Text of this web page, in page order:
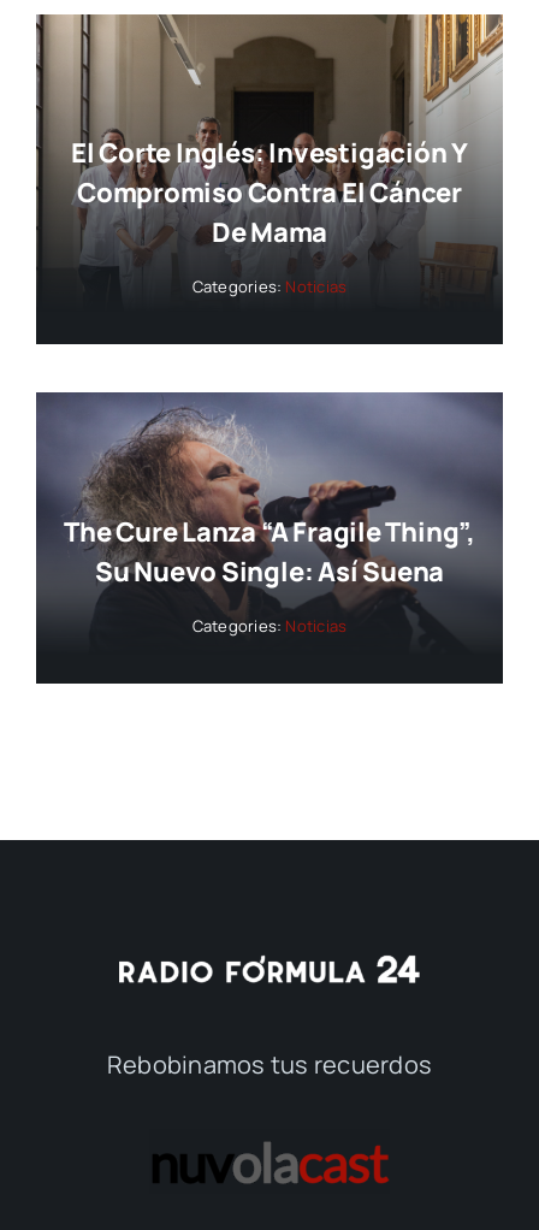
El Corte Inglés: Investigación Y
Compromiso Contra El Cáncer
De Mama
Categories: Noticias
The Cure Lanza “A Fragile Thing”,
Su Nuevo Single: Así Suena
Categories: Noticias
Rebobinamos tus recuerdos